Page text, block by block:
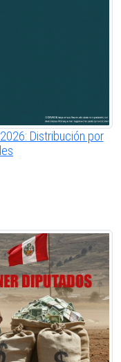
Distribución por